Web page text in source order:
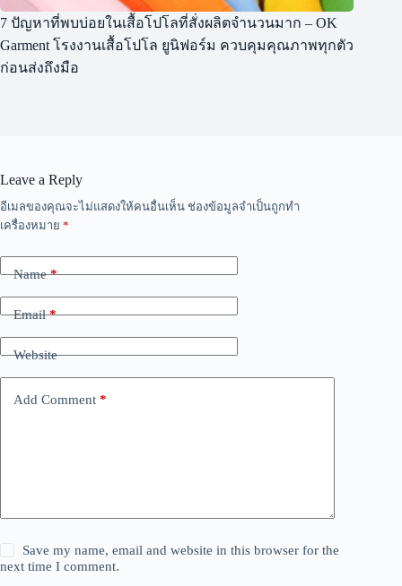
7 ปัญหาที่พบบ่อยในเสื้อโปโลที่สั่งผลิตจำนวนมาก – OK
Garment โรงงานเสื้อโปโล ยูนิฟอร์ม ควบคุมคุณภาพทุกตัว
ก่อนส่งถึงมือ
Leave a Reply
อีเมลของคุณจะไม่แสดงให้คนอื่นเห็น ช่องข้อมูลจำเป็นถูกทำ
เครื่องหมาย *
Name*
Email*
Website
Add Comment *
Save my name, email and website in this browser for the
next time I comment.
A
l
e
a
t
i
: